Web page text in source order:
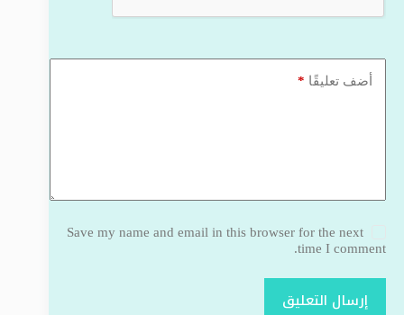
أضف تعليقًا *
Save my name and email in this browser for the next
time I comment.
إرسال التعليق